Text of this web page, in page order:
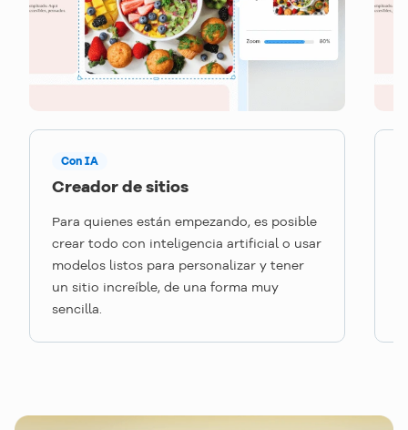
Con IA
Creador de sitios
Para quienes están empezando, es posible
crear todo con inteligencia artificial o usar
modelos listos para personalizar y tener
un sitio increíble, de una forma muy
sencilla.